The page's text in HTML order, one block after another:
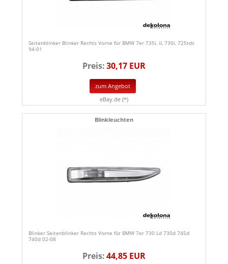
Seitenblinker Blinker Rechts Vorne für BMW 7er 735i, iL 730i, 725tds
94-01
Preis:30,17 EUR
zum Angebot
eBay.de (*)
Blinkleuchten
Blinker Seitenblinker Rechts Vorne für BMW 7er 730 Ld 730d 745d
740d 02-08
Preis:44,85 EUR